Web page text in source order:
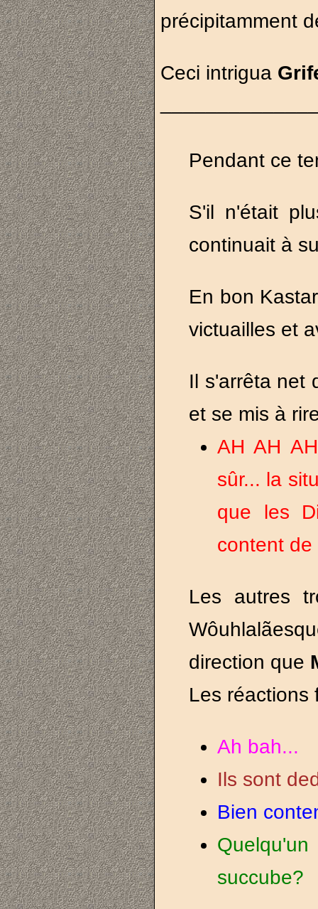
précipitamment
Ceci intrigua
Pendant ce
S'il n'était
continuait à
En bon
victuailles et
Il s'arrêta net
et se mis à
AH AH
sûr... la
que les
content
Les autres
direction que
Les réactions
Ah bah...
Ils sont
Bien
succube?